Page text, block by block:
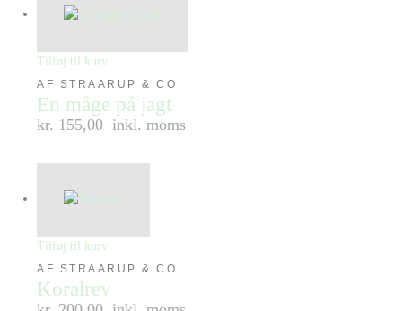
Tilføj til kurv
AF STRAARUP & CO
En måge på jagt
kr. 155,00 inkl. moms
Tilføj til kurv
AF STRAARUP & CO
Koralrev